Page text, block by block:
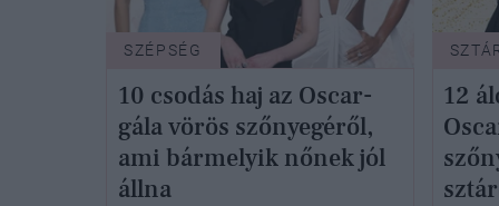
SZÉPSÉG
10 csodás haj az Oscar-
gála vörös szőnyegéről,
ami bármelyik nőnek jól
állna
12